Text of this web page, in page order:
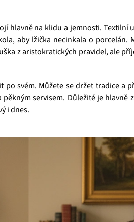
hlavně na klidu a jemnosti. Textilní
aby lžička necinkala o porcelán.
z aristokratických pravidel, ale
svém. Můžete se držet tradice a
servisem. Důležité je
i dnes.